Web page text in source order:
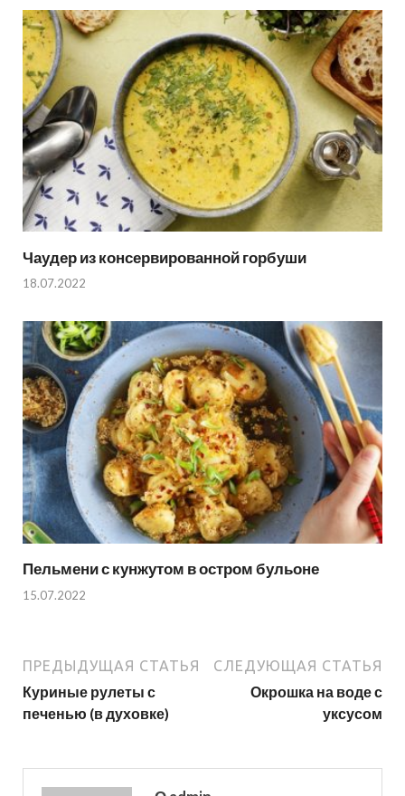
Чаудер из консервированной горбуши
18.07.2022
Пельмени с кунжутом в остром бульоне
15.07.2022
ПРЕДЫДУЩАЯ СТАТЬЯ
Куриные рулеты с
печенью (в духовке)
СЛЕДУЮЩАЯ СТАТЬЯ
Окрошка на воде с
уксусом